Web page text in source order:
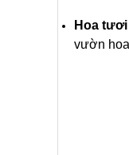
Hoa
vườn